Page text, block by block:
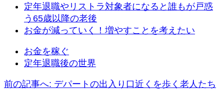
定年退職やリストラ対象者になると誰もが戸惑
う65歳以降の老後
お金が減っていく！増やすことを考えたい
お金を稼ぐ
定年退職後の世界
前の記事へ: デパートの出入り口近くを歩く老人たち